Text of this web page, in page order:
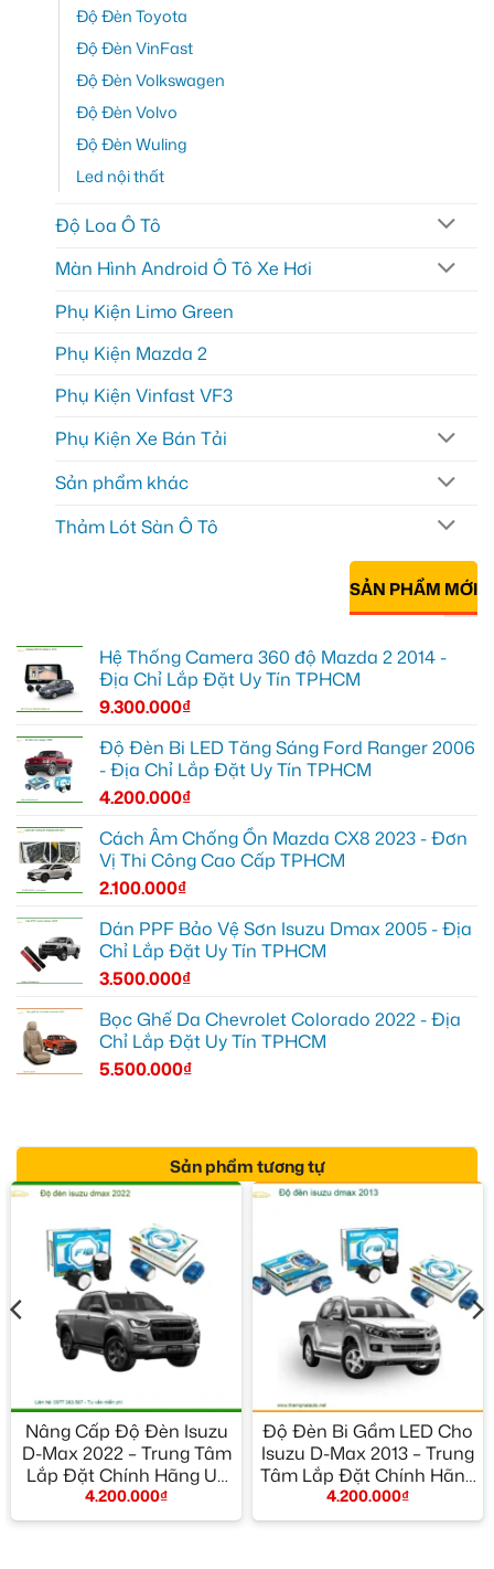
Độ Đèn Toyota
Độ Đèn VinFast
Độ Đèn Volkswagen
Độ Đèn Volvo
Độ Đèn Wuling
Led nội thất
Độ Loa Ô Tô
Màn Hình Android Ô Tô Xe Hơi
Phụ Kiện Limo Green
Phụ Kiện Mazda 2
Phụ Kiện Vinfast VF3
Phụ Kiện Xe Bán Tải
Sản phẩm khác
Thảm Lót Sàn Ô Tô
SẢN PHẨM MỚI
Hệ Thống Camera 360 độ Mazda 2 2014 -
Địa Chỉ Lắp Đặt Uy Tín TPHCM
9.300.000₫
Độ Đèn Bi LED Tăng Sáng Ford Ranger 2006
- Địa Chỉ Lắp Đặt Uy Tín TPHCM
4.200.000₫
Cách Âm Chống Ồn Mazda CX8 2023 - Đơn
Vị Thi Công Cao Cấp TPHCM
2.100.000₫
Dán PPF Bảo Vệ Sơn Isuzu Dmax 2005 - Địa
Chỉ Lắp Đặt Uy Tín TPHCM
3.500.000₫
Bọc Ghế Da Chevrolet Colorado 2022 - Địa
Chỉ Lắp Đặt Uy Tín TPHCM
5.500.000₫
Sản phẩm tương tự
Nâng Cấp Độ Đèn Isuzu
D-Max 2022 – Trung Tâm
Lắp Đặt Chính Hãng Uy
Tín TPHCM
4.200.000₫
Độ Đèn Bi Gầm LED Cho
Isuzu D-Max 2013 – Trung
Tâm Lắp Đặt Chính Hãng
TPHCM
4.200.000₫